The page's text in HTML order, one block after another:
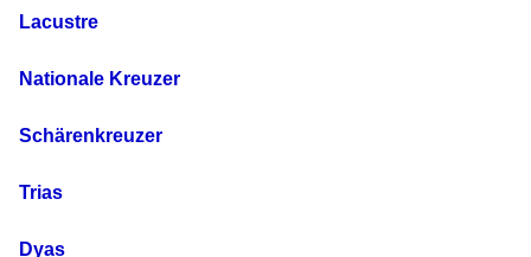
Lacustre
Nationale Kreuzer
Schärenkreuzer
Trias
Dyas